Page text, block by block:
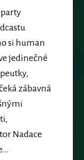
party
si human
jedinečné
zábavná
Nadace